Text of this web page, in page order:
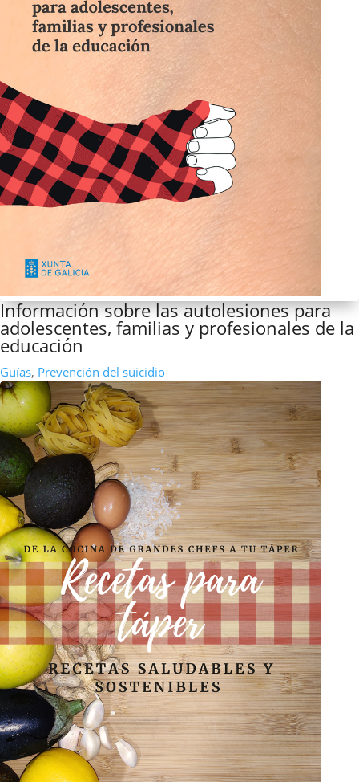
Información sobre las autolesiones para
adolescentes, familias y profesionales de la
educación
Guías, Prevención del suicidio